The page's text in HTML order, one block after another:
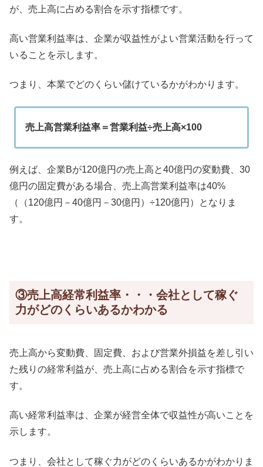
が、売上高に占める割合を示す指標です。
高い営業利益率は、企業が収益性がよい営業活動を行って
いることを示します。
つまり、本業でどのくらい儲けているかがわかります。
売上高営業利益率＝営業利益÷売上高×100
例えば、企業Bが120億円の売上高と40億円の変動費、30
億円の固定費がある場合、売上高営業利益率は40%
（（120億円－40億円－30億円）÷120億円）となりま
す。
③売上高経常利益率・・・会社として稼ぐ
力がどのくらいあるかわかる
売上高から変動費、固定費、および営業外損益を差し引い
た残りの経常利益が、売上高に占める割合を示す指標で
す。
高い経常利益率は、企業が経営全体で収益性が高いことを
示します。
つまり、会社として稼ぐ力がどのくらいあるかがわかりま